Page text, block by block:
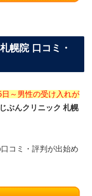
幌院 口コミ・
～男性の受け入れが
ぶんクリニック 札幌
コミ・評判が出始め